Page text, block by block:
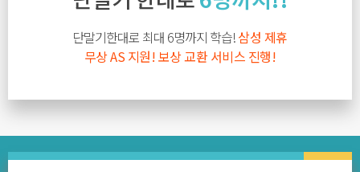
단말기한대로 최대 6명까지 학습!삼성 제휴
무상 AS 지원! 보상 교환 서비스 진행!